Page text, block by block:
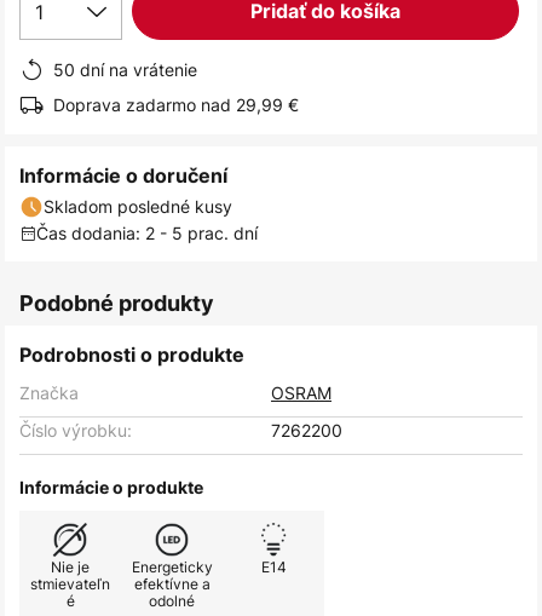
1 Pridať do košíka
50 dní na vrátenie
Doprava zadarmo nad 29,99 €
Informácie o doručení
Skladom posledné kusy
Čas dodania: 2 - 5 prac. dní
Podobné produkty
Podrobnosti o produkte
Značka
OSRAM
Číslo výrobku:
7262200
Informácie o produkte
Nie je
stmievateľn
é
Energeticky
efektívne a
odolné
E14